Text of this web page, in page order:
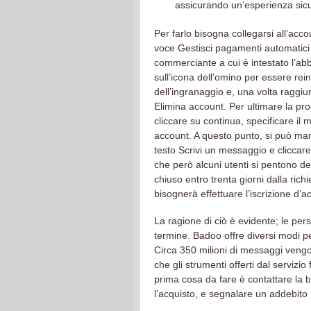
assicurando un’esperienza
Per farlo bisogna collegarsi
voce Gestisci pagamenti
commerciante a cui è intestato
sull’icona dell’omino per essere
dell’ingranaggio e, una volta
Elimina account. Per ultimare la
cliccare su continua, specificare il
account. A questo punto, si può
testo Scrivi un messaggio e
che però alcuni utenti si pentono
chiuso entro trenta giorni dalla
bisognerà effettuare l’iscrizione
La ragione di ciò è evidente; le
termine. Badoo offre diversi modi
Circa 350 milioni di messaggi
che gli strumenti offerti dal
prima cosa da fare è contattare la
l’acquisto, e segnalare un